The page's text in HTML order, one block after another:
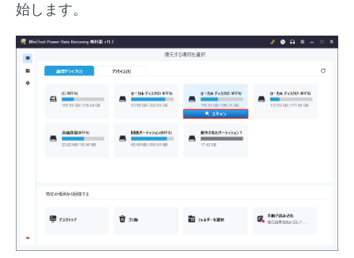
始します。